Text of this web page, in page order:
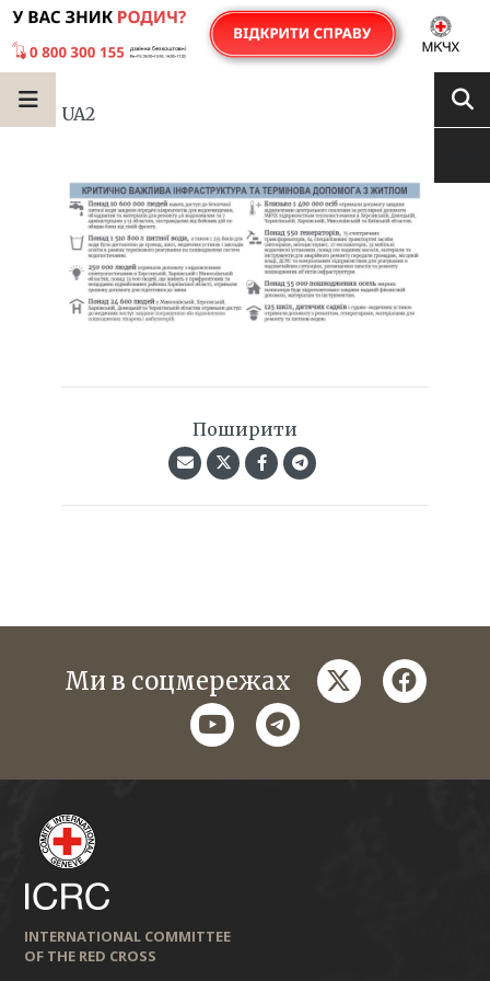
UA2
Поширити
Ми в соцмережах twitter
youtubetelegram
INTERNATIONAL COMMITTEE
OF THE RED CROSS